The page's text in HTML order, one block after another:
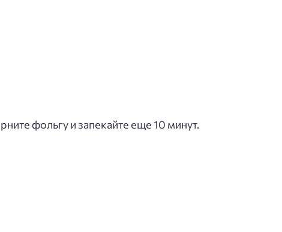
фольгу и запекайте еще 10 минут.